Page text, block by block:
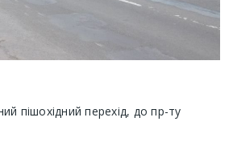
пішохідний перехід, до пр-ту